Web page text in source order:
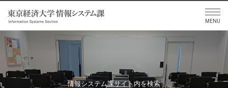
情報システム課サイト内を検索